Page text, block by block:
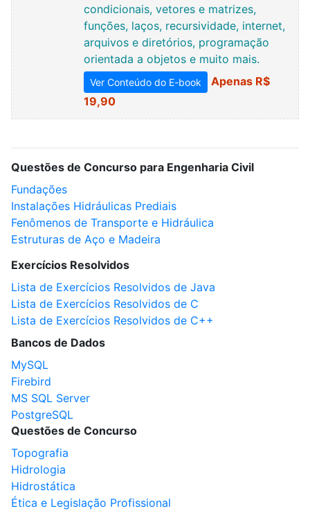
condicionais, vetores e matrizes,
funções, laços, recursividade, internet,
arquivos e diretórios, programação
orientada a objetos e muito mais.
Ver Conteúdo do E-book
Apenas R$
19,90
Questões de Concurso para Engenharia Civil
Fundações
Instalações Hidráulicas Prediais
Fenômenos de Transporte e Hidráulica
Estruturas de Aço e Madeira
Exercícios Resolvidos
Lista de Exercícios Resolvidos de Java
Lista de Exercícios Resolvidos de C
Lista de Exercícios Resolvidos de C++
Bancos de Dados
MySQL
Firebird
MS SQL Server
PostgreSQL
Questões de Concurso
Topografia
Hidrologia
Hidrostática
Ética e Legislação Profissional